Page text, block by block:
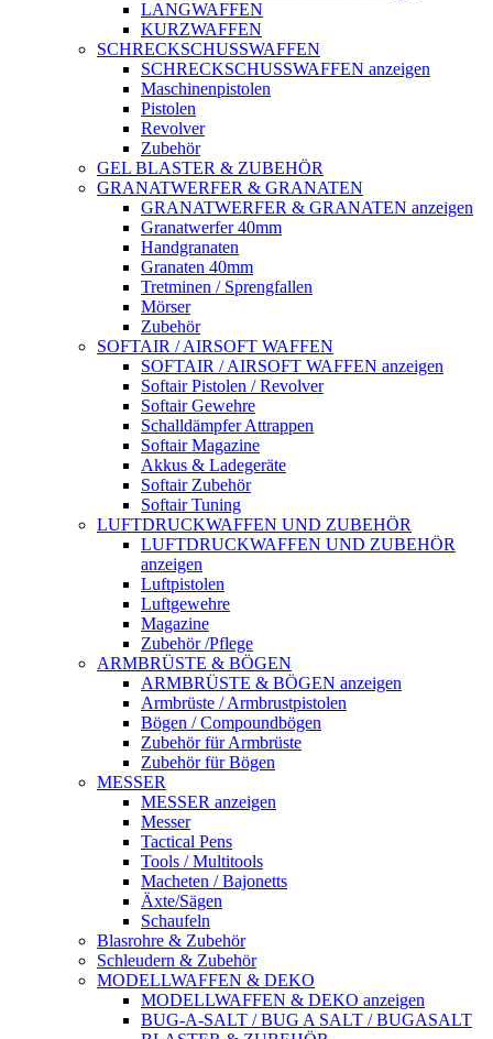
LANGWAFFEN
KURZWAFFEN
SCHRECKSCHUSSWAFFEN
SCHRECKSCHUSSWAFFEN anzeigen
Maschinenpistolen
Pistolen
Revolver
Zubehör
GEL BLASTER & ZUBEHÖR
GRANATWERFER & GRANATEN
GRANATWERFER & GRANATEN anzeigen
Granatwerfer 40mm
Handgranaten
Granaten 40mm
Tretminen / Sprengfallen
Mörser
Zubehör
SOFTAIR / AIRSOFT WAFFEN
SOFTAIR / AIRSOFT WAFFEN anzeigen
Softair Pistolen / Revolver
Softair Gewehre
Schalldämpfer Attrappen
Softair Magazine
Akkus & Ladegeräte
Softair Zubehör
Softair Tuning
LUFTDRUCKWAFFEN UND ZUBEHÖR
LUFTDRUCKWAFFEN UND ZUBEHÖR
anzeigen
Luftpistolen
Luftgewehre
Magazine
Zubehör /Pflege
ARMBRÜSTE & BÖGEN
ARMBRÜSTE & BÖGEN anzeigen
Armbrüste / Armbrustpistolen
Bögen / Compoundbögen
Zubehör für Armbrüste
Zubehör für Bögen
MESSER
MESSER anzeigen
Messer
Tactical Pens
Tools / Multitools
Macheten / Bajonetts
Äxte/Sägen
Schaufeln
Blasrohre & Zubehör
Schleudern & Zubehör
MODELLWAFFEN & DEKO
MODELLWAFFEN & DEKO anzeigen
BUG-A-SALT / BUG A SALT / BUGASALT